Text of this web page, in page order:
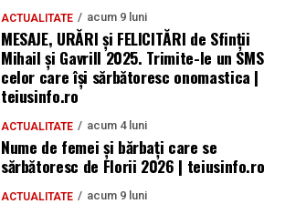
ACTUALITATE acum 9 luni
MESAJE, URĂRI și FELICITĂRI de Sfinții
Mihail și Gavrill 2025. Trimite-le un SMS
celor care își sărbătoresc onomastica |
teiusinfo.ro
ACTUALITATE acum 4 luni
Nume de femei și bărbați care se
sărbătoresc de Florii 2026 | teiusinfo.ro
ACTUALITATE acum 9 luni